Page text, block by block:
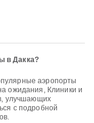
в Дакка?
аэропорты
ожидания, Клиники и
улучшающих
с подробной